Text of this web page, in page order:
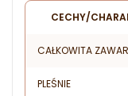
CECHY/
CAŁKOWITA
PLEŚNIE